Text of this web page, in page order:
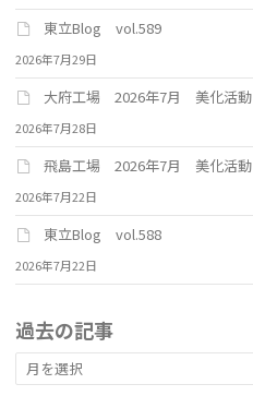
東立Blog vol.589
2026年7月29日
大府工場 2026年7月 美化活動
2026年7月28日
飛島工場 2026年7月 美化活動
2026年7月22日
東立Blog vol.588
2026年7月22日
過去の記事
去